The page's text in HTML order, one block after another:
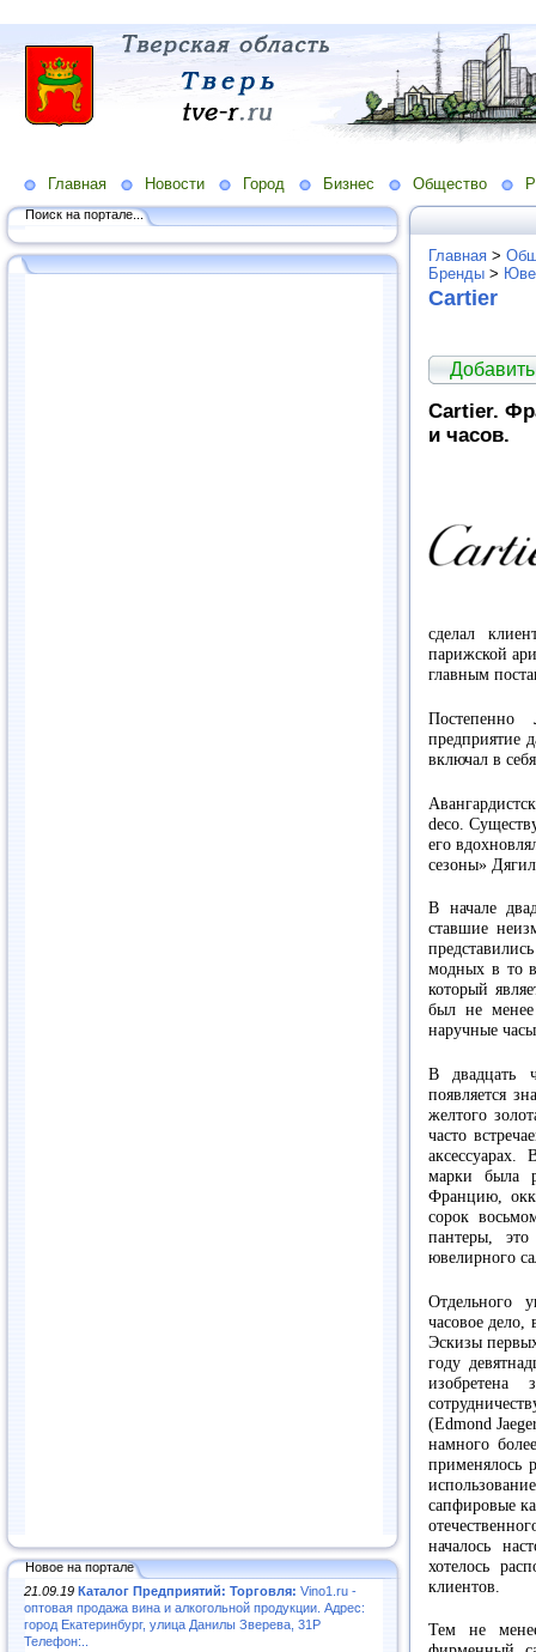
Главная Новости Город Бизнес Общество
Поиск на портале...
Новое на портале
21.09.19 Каталог Предприятий: Торговля: Vino1.ru -
оптовая продажа вина и алкогольной продукции. Адрес:
город Екатеринбург, улица Данилы Зверева, 31Р
Телефон:..
Главная >
Бренды >
Cartier
Cartier.
и часов.
сделал
парижской
главным
Постепенно
предприятие
включал в
deco.
его
сезоны»
В начале
ставшие
модных в то
который
был не менее
наручные
В двадцать
появляется
желтого
часто
марки была
Францию,
сорок
пантеры,
ювелирного
Отдельного
часовое
Эскизы
году
изобретена
(Edmond
намного
применялось
сапфировые
началось
хотелось
клиентов.
Тем не